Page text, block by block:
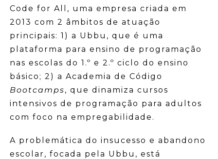
Code for All, uma empresa criada em
2013 com 2 âmbitos de atuação
principais: 1) a Ubbu, que é uma
plataforma para ensino de programação
nas escolas do 1.º e 2.º ciclo do ensino
básico; 2) a Academia de Código
Bootcamps, que dinamiza cursos
intensivos de programação para adultos
com foco na empregabilidade.
A problemática do insucesso e abandono
escolar, focada pela Ubbu, está